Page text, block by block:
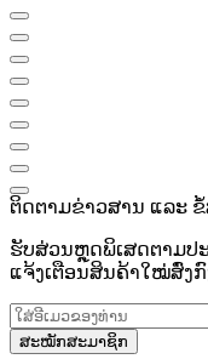
ຕິດຕາມຂ່າວສານ ແລະ
ຮັບສ່ວນຫຼຸດພິເສດຕາມປ
ແຈ້ງເຕືອນສິນຄ້າໃໝ່ສົ່ງກົ
ສະໝັກສະມາຊິກ